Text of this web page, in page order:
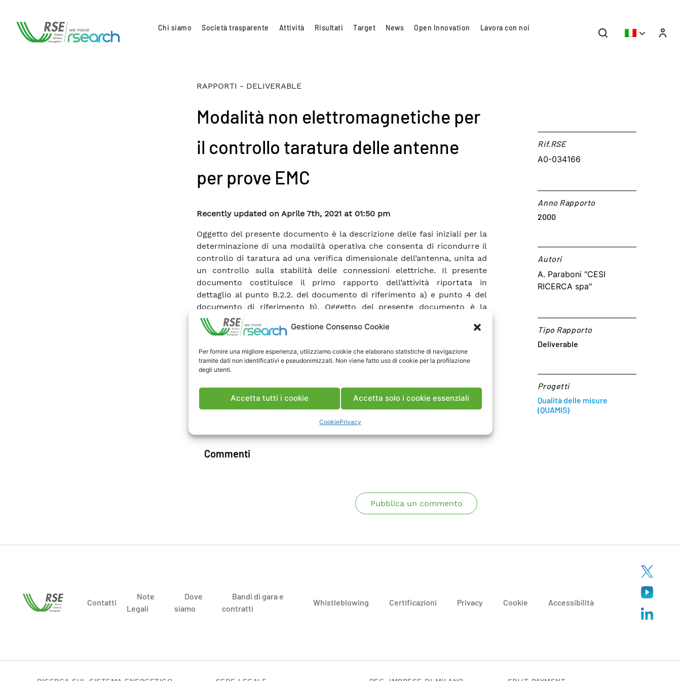
Gestione Consenso Cookie
Per fornire una migliore esperienza, utilizziamo cookie che elaborano statistiche di navigazione
tramite dati non identificativi e pseudonimizzati. Non viene fatto uso di cookie per la profilazione
degli utenti.
Accetta tutti i cookie Accetta solo i cookie essenziali
CookiePrivacy
Chi siamo Società trasparente Attività Risultati Target News Open Innovation Lavora con noi
RAPPORTI - DELIVERABLE
Modalità non elettromagnetiche per
il controllo taratura delle antenne
per prove EMC
Recently updated on Aprile 7th, 2021 at 01:50 pm
Oggetto del presente documento è la descrizione delle fasi iniziali per la
determinazione di una modalità operativa che consenta di ricondurre il
controllo di taratura ad una verifica dimensionale dell’antenna, unita ad
un controllo sulla stabilità delle connessioni elettriche. Il presente
documento costituisce il primo rapporto dell’attività riportata in
dettaglio al punto B.2.2. del documento di riferimento a) e punto 4 del
documento di riferimento b). Oggetto del presente documento è la
descrizione delle fasi iniziali per la determinazione di una modalità
operativa che consenta di ricondurre il controllo di taratura ad una
delle connessioni elettriche. Il presente documento costituisce il primo
rapporto dell’attività riportata in dettaglio al punto B.2.2. del documento
documento di riferimento: Link A0-034166.
Rif.RSE​
A0-034166
Anno Rapporto
2000
Autori​
A. Paraboni "CESI
RICERCA spa"
Tipo Rapporto
Deliverable
Progetti
Qualità delle misure
(QUAMIS)
Commenti
Pubblica un commento
Contatti
Note
Legali
Dove
siamo
Bandi di gara e
contratti
Whistleblowing Certificazioni Privacy Cookie Accessibilità